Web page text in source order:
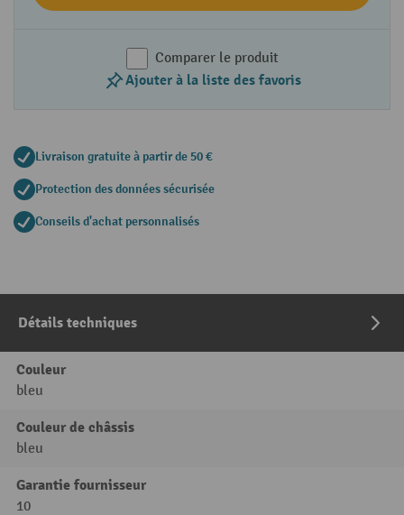
Comparer le produit
Ajouter à la liste des favoris
Livraison gratuite à partir de 50 €
Protection des données sécurisée
Conseils d'achat personnalisés
Détails techniques
Couleur
bleu
Couleur de châssis
bleu
Garantie fournisseur
10